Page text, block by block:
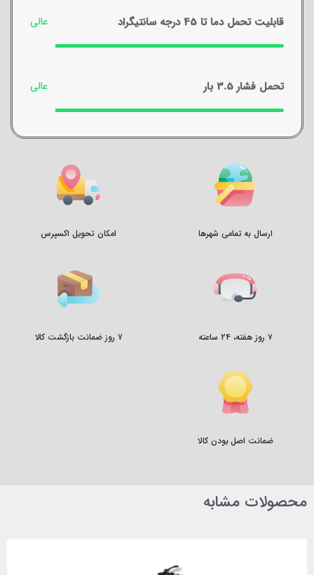
قابلیت تحمل دما تا 45 درجه سانتیگراد
تحمل فشار 3.5 بار
ارسال به تمامی شهرها امکان تحویل اکسپرس
۷ روز هفته، ۲۴ ساعته ۷ روز ضمانت بازگشت کالا
ضمانت اصل بودن کالا
محصولات مشابه